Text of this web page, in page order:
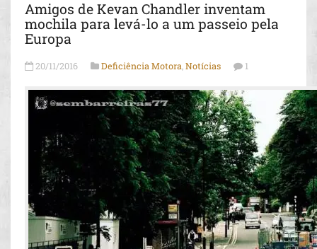
Amigos de Kevan Chandler inventam
mochila para levá-lo a um passeio pela
Europa
20/11/2016 Deficiência Motora,Notícias 1